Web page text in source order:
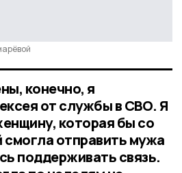
конечно, я
от службы в СВО. Я
которая бы со
отправить мужа
поддерживать связь.